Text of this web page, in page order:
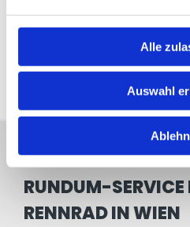
Alle
Auswahl
RUNDUM-SERVICE
RENNRAD IN WIEN